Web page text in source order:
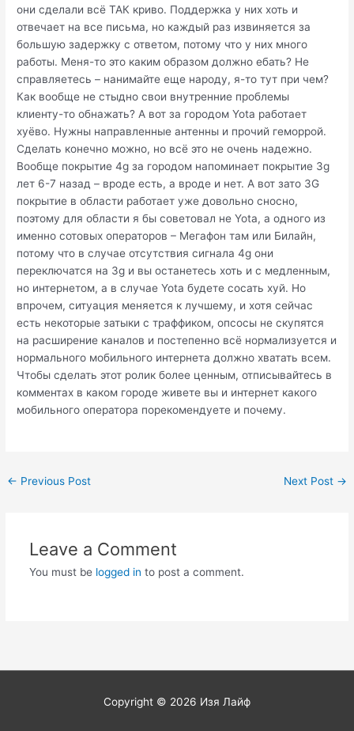
они сделали всё ТАК криво. Поддержка у них хоть и
отвечает на все письма, но каждый раз извиняется за
большую задержку с ответом, потому что у них много
работы. Меня-то это каким образом должно ебать? Не
справляетесь – нанимайте еще народу, я-то тут при чем?
Как вообще не стыдно свои внутренние проблемы
клиенту-то обнажать? А вот за городом Yota работает
хуёво. Нужны направленные антенны и прочий геморрой.
Сделать конечно можно, но всё это не очень надежно.
Вообще покрытие 4g за городом напоминает покрытие 3g
лет 6-7 назад – вроде есть, а вроде и нет. А вот зато 3G
покрытие в области работает уже довольно сносно,
поэтому для области я бы советовал не Yota, а одного из
именно сотовых операторов – Мегафон там или Билайн,
потому что в случае отсутствия сигнала 4g они
переключатся на 3g и вы останетесь хоть и с медленным,
но интернетом, а в случае Yota будете сосать хуй. Но
впрочем, ситуация меняется к лучшему, и хотя сейчас
есть некоторые затыки с траффиком, опсосы не скупятся
на расширение каналов и постепенно всё нормализуется и
нормального мобильного интернета должно хватать всем.
Чтобы сделать этот ролик более ценным, отписывайтесь в
комментах в каком городе живете вы и интернет какого
мобильного оператора порекомендуете и почему.
Post
← Previous Post Next Post →
Leave a Comment
You must be logged in to post a comment.
Copyright © 2026 Изя Лайф